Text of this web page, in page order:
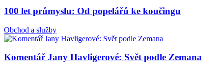
100 let průmyslu: Od popelářů ke koučingu
Obchod a služby
Komentář Jany Havligerové: Svět podle Zemana